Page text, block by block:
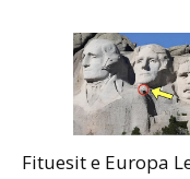
Fituesit e Europa